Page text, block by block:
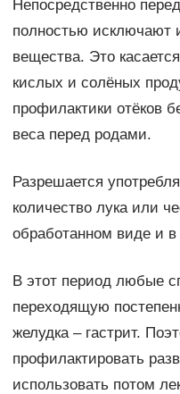
Непосредственно
полностью исключают
вещества. Это
кислых и солёных
профилактики отёков
веса перед родами.
Разрешается
количество лука или
обработанном виде и
В этот период любые
переходящую
желудка – гастрит.
профилактировать
использовать потом